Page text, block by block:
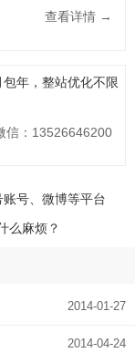
查看详情 →
年，整站优化不限
信：13526646200
号、微博等平台
么麻烦？
2014-01-27
2014-04-24